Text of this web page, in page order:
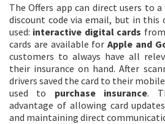
The Offers app can direct users to
discount code via email, but in this
used: interactive digital cards
cards are available forApple and
customers to always have all
their insurance on hand. After
drivers saved the card to their
used to purchase insurance.
advantage of allowing card
and maintaining direct